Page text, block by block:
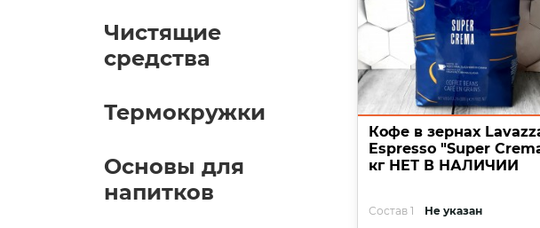
Чистящие
средства
Термокружки
Основы для
напитков
Кофе в зернах
Espresso "Super
кг НЕТ В НАЛИЧИИ
Состав 1
Не указан